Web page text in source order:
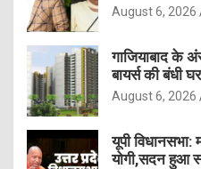
August 6, 2026
गाजियाबाद के
बायर्स की बंधी
August 6, 2026
यूपी विधानसभा:
योगी,सदन हुआ